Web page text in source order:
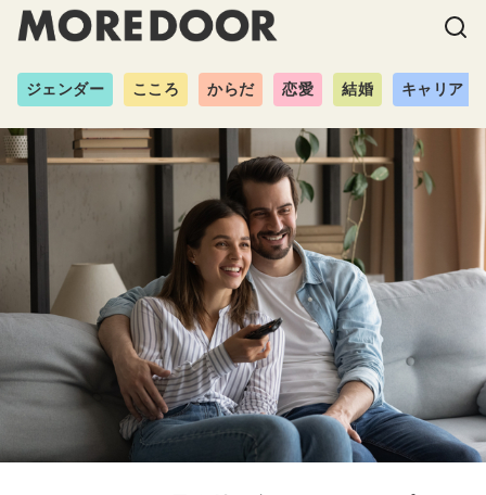
ジェンダー こころ からだ 恋愛 結婚 キャリア